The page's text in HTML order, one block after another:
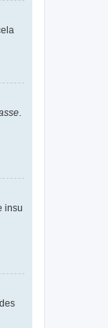
.
insu